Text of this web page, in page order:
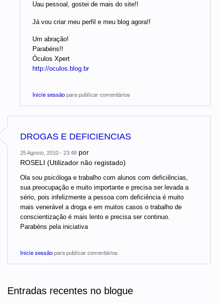
Uau pessoal, gostei de mais do site!!
Já vou criar meu perfil e meu blog agora!!
Um abração!
Parabéns!!
Óculos Xpert
http://oculos.blog.br
Inicie sessãopara publicar comentários
DROGAS E DEFICIENCIAS
25 Agosto, 2010 - 23:48 por
ROSELI (Utilizador não registado)
Ola sou psicóloga e trabalho com alunos com deficiências,
sua preocupação e muito importante e precisa ser levada a
sério, pois infelizmente a pessoa com deficiência é muito
mais venerável a droga e em muitos casos o trabalho de
conscientização é mais lento e precisa ser continuo.
Parabéns pela iniciativa
Inicie sessãopara publicar comentários
Entradas recentes no blogue